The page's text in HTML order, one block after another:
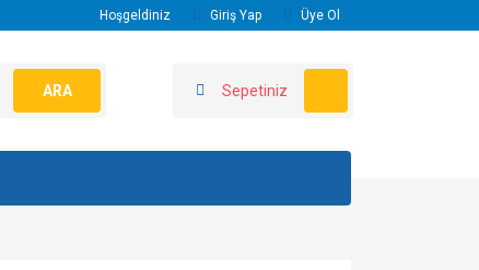
Hoşgeldiniz Giriş Yap Üye Ol
ARA Sepetiniz